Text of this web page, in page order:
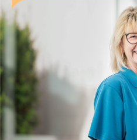
Karriere
Suche
Leichte Sprache
Gebärdensprache